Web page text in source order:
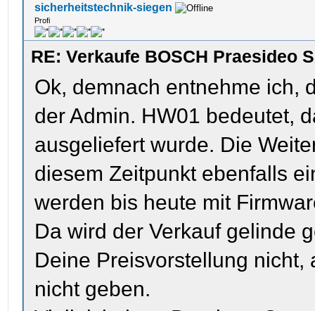
sicherheitstechnik-siegen
Profi
RE: Verkaufe BOSCH Praesideo
Ok, demnach entnehme ich,
der Admin. HW01 bedeutet,
ausgeliefert wurde. Die
diesem Zeitpunkt ebenfalls
werden bis heute mit
Da wird der Verkauf gelinde
Deine Preisvorstellung
nicht geben.